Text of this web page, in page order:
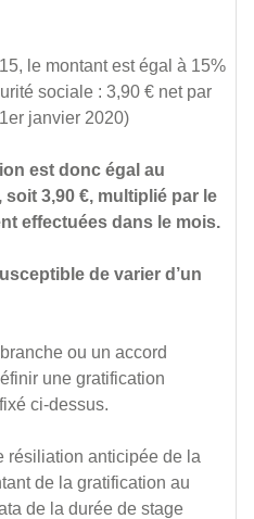
le montant est égal à 15%
sociale : 3,90 € net par
janvier 2020)
est donc égal au
3,90 €, multiplié par le
effectuées dans le mois.
de varier d’un
ou un accord
une gratification
ci-dessus.
résiliation anticipée de la
de la gratification au
de la durée de stage